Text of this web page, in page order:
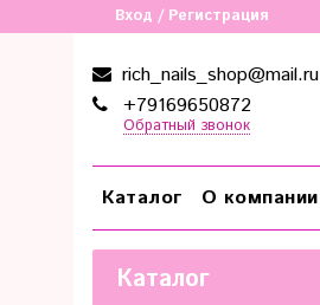
Вход / Регистрация
rich_nails_shop@mail.ru
+79169650872
Обратный звонок
Каталог О компании
Каталог